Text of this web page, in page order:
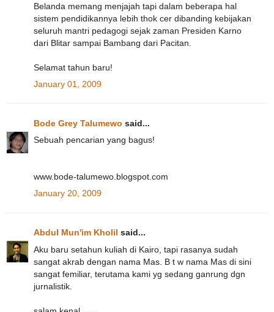
Belanda memang menjajah tapi dalam beberapa hal
sistem pendidikannya lebih thok cer dibanding kebijakan
seluruh mantri pedagogi sejak zaman Presiden Karno
dari Blitar sampai Bambang dari Pacitan.
Selamat tahun baru!
January 01, 2009
Bode Grey Talumewo said...
Sebuah pencarian yang bagus!
www.bode-talumewo.blogspot.com
January 20, 2009
Abdul Mun'im Kholil said...
Aku baru setahun kuliah di Kairo, tapi rasanya sudah
sangat akrab dengan nama Mas. B t w nama Mas di sini
sangat femiliar, terutama kami yg sedang ganrung dgn
jurnalistik.